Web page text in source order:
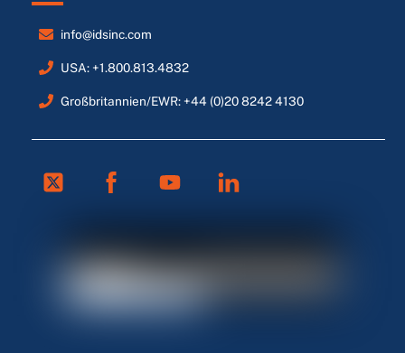
info@idsinc.com
USA: +1.800.813.4832
Großbritannien/EWR: +44 (0)20 8242 4130
Twitter Facebook Linkedin